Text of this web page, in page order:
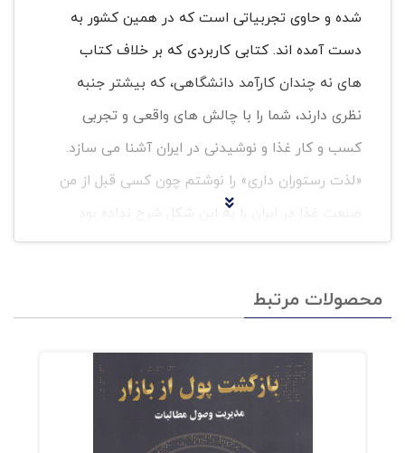
شده و حاوی تجربیاتی است که در همین کشور به
دست آمده اند. کتابی کاربردی که بر خلاف کتاب
های نه چندان کارآمد دانشگاهی، که بیشتر جنبه
نظری دارند، شما را با چالش های واقعی و تجربی
کسب و کار غذا و نوشیدنی در ایران آشنا می سازد.
«لذت رستوران داری» را نوشتم چون کسی قبل از من
صنعت غذا در ایران را به این شکل شرح نداده بود.
پیش از نگارش این کتاب، چند کتاب انگلیسی در
عنوان پرفروش ترین ها معرفی شده اند. برخی از این
اند از: اثر چیپوتله (Chipotle Effect) تجربه
استارباکس (Starbox Experience) دستور غذای
سودآور (The Profit Recipe) موفقیت رستوران با
محصولات مرتبط